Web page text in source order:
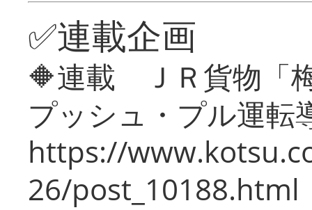
✅連載企画
🔶連載 ＪＲ貨物「
プッシュ・プル運転
https://
26/post_10188.html